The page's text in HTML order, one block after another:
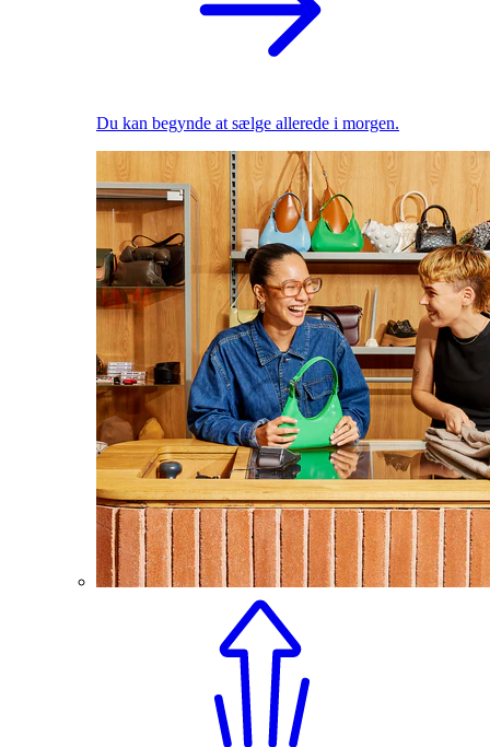
Du kan begynde at sælge allerede i morgen.